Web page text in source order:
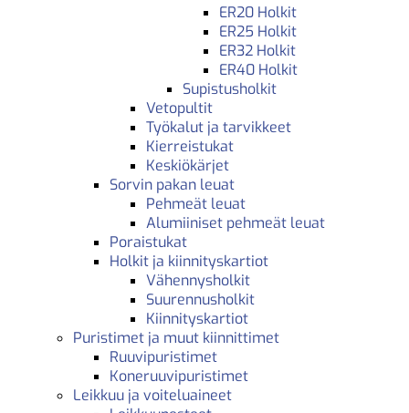
ER20 Holkit
ER25 Holkit
ER32 Holkit
ER40 Holkit
Supistusholkit
Vetopultit
Työkalut ja tarvikkeet
Kierreistukat
Keskiökärjet
Sorvin pakan leuat
Pehmeät leuat
Alumiiniset pehmeät leuat
Poraistukat
Holkit ja kiinnityskartiot
Vähennysholkit
Suurennusholkit
Kiinnityskartiot
Puristimet ja muut kiinnittimet
Ruuvipuristimet
Koneruuvipuristimet
Leikkuu ja voiteluaineet